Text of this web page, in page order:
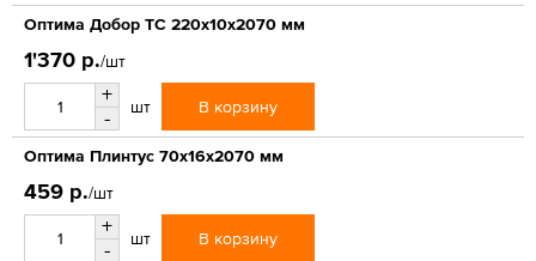
Оптима Добор ТС 220х10х2070 мм
1'370 р./шт
+
-
шт В корзину
Оптима Плинтус 70х16х2070 мм
459 р./шт
+
-
шт В корзину